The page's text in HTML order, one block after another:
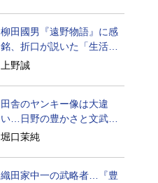
柳田國男『遠野物語』に感
銘、折口が説いた「生活の
古典」
上野誠
田舎のヤンキー像は大違
い…日野の豊かさと文武両
道の気風
堀口茉純
織田家中一の武略者…『豊